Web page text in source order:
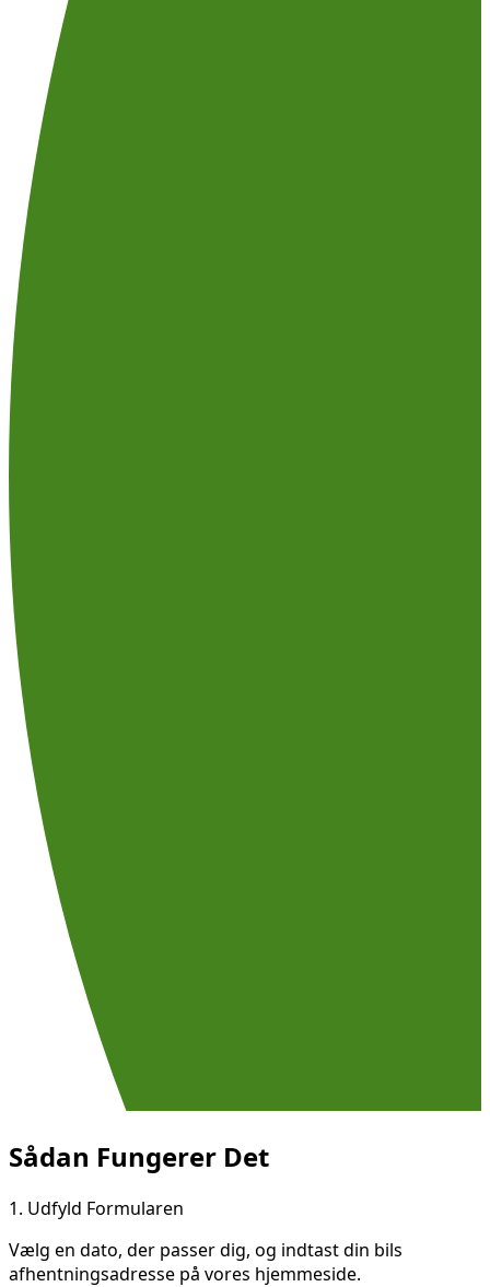
Sådan Fungerer Det
1. Udfyld Formularen
Vælg en dato, der passer dig, og indtast din bils
afhentningsadresse på vores hjemmeside.